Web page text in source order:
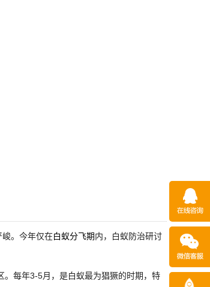
。今年仅在白蚁分飞期内，白蚁防治研讨
每年3-5月，是白蚁最为猖獗的时期，特